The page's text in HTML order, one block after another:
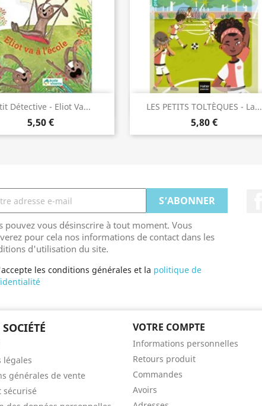
Détective - Eliot Va...
5,50 €
Aperçu rapide LES PETITS TOLTÈQUES - La...
5,80 €
Aperçu rapide
pouvez vous désinscrire à tout moment. Vous
pour cela nos informations de contact dans les
d'utilisation du site.
les conditions générales et la politique de
légales
générales de vente
sécurisé
VOTRE COMPTE
Informations personnelles
Retours produit
Commandes
Avoirs